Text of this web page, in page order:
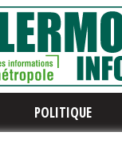
POLITIQUE